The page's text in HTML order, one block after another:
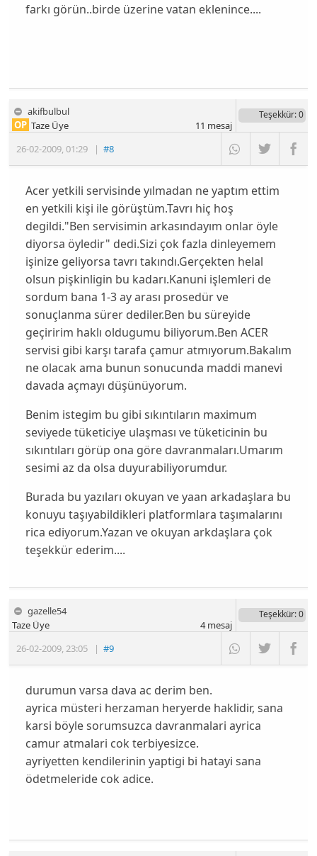
farkı görün..birde üzerine vatan eklenince....
akifbulbul
26-02-2009,01:29 |#8
OP Taze Üye
Teşekkür: 0
11 mesaj
Acer yetkili servisinde yılmadan ne yaptım ettim
en yetkili kişi ile görüştüm.Tavrı hiç hoş
degildi."Ben servisimin arkasındayım onlar öyle
diyorsa öyledir" dedi.Sizi çok fazla dinleyemem
işinize geliyorsa tavrı takındı.Gerçekten helal
olsun pişkinligin bu kadarı.Kanuni işlemleri de
sordum bana 1-3 ay arası prosedür ve
sonuçlanma sürer dediler.Ben bu süreyide
geçiririm haklı oldugumu biliyorum.Ben ACER
servisi gibi karşı tarafa çamur atmıyorum.Bakalım
ne olacak ama bunun sonucunda maddi manevi
davada açmayı düşünüyorum.
Benim istegim bu gibi sıkıntıların maximum
seviyede tüketiciye ulaşması ve tüketicinin bu
sıkıntıları görüp ona göre davranmaları.Umarım
sesimi az da olsa duyurabiliyorumdur.
Burada bu yazıları okuyan ve yaan arkadaşlara bu
konuyu taşıyabildikleri platformlara taşımalarını
rica ediyorum.Yazan ve okuyan arkdaşlara çok
teşekkür ederim....
gazelle54
26-02-2009,23:05 |#9
Taze Üye
Teşekkür: 0
4mesaj
durumun varsa dava ac derim ben.
ayrica müsteri herzaman heryerde haklidir, sana
karsi böyle sorumsuzca davranmalari ayrica
camur atmalari cok terbiyesizce.
ayriyetten kendilerinin yaptigi bi hatayi sana
ödetmeleride cok adice.